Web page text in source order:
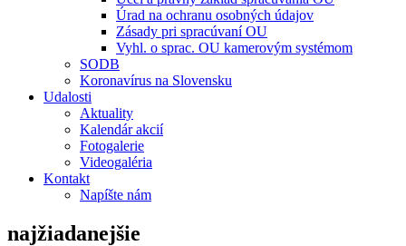
Úrad na ochranu osobných údajov
Zásady pri spracúvaní OU
Vyhl. o sprac. OU kamerovým systémom
SODB
Koronavírus na Slovensku
Udalosti
Aktuality
Kalendár akcií
Fotogalerie
Videogaléria
Kontakt
Napíšte nám
najžiadanejšie